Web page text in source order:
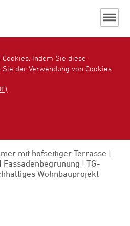
Indem Sie diese
der Verwendung von Cookies
mit hofseitiger Terrasse |
| TG-
Wohnbauprojekt